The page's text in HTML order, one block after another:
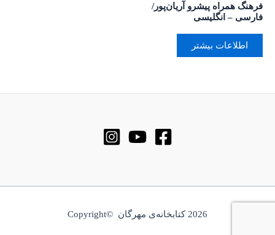
فرهنگ همراه پیشرو آریان‌پور/
فارسی – انگلیسی
اطلاعات بیشتر
2026 کتابخانه‌ی مهرگان ©Copyright